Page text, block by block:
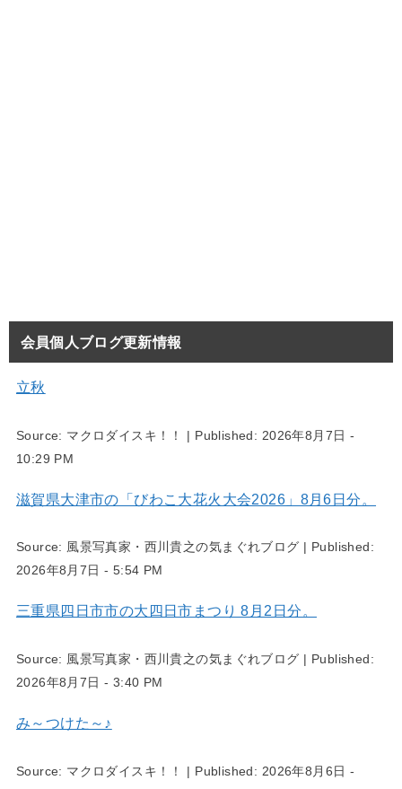
会員個人ブログ更新情報
立秋
Source: マクロダイスキ！！ | Published: 2026年8月7日 -
10:29 PM
滋賀県大津市の「びわこ大花火大会2026」8月6日分。
Source: 風景写真家・西川貴之の気まぐれブログ | Published:
2026年8月7日 - 5:54 PM
三重県四日市市の大四日市まつり 8月2日分。
Source: 風景写真家・西川貴之の気まぐれブログ | Published:
2026年8月7日 - 3:40 PM
み～つけた～♪
Source: マクロダイスキ！！ | Published: 2026年8月6日 -